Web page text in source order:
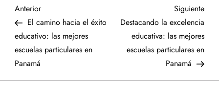
N
a
v
e
Entrada
anterior
Anterior
El camino hacia el éxito
educativo: las mejores
escuelas particulares en
Panamá
Siguiente
Destacando la excelencia
educativa: las mejores
escuelas particulares en
Panamá